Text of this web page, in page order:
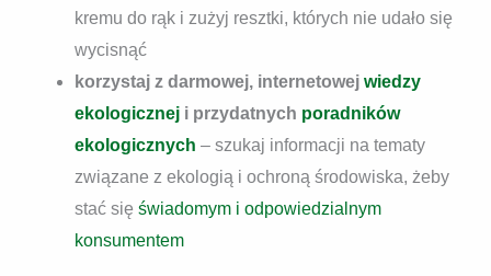
kremu do rąk i zużyj resztki, których nie udało się
wycisnąć
korzystaj z darmowej, internetowej wiedzy
ekologicznej i przydatnych poradników
ekologicznych – szukaj informacji na tematy
związane z ekologią i ochroną środowiska, żeby
stać się świadomym i odpowiedzialnym
konsumentem